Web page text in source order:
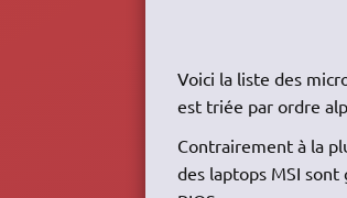
Voici la liste des
est triée par ordre
Contrairement à la
des laptops MSI